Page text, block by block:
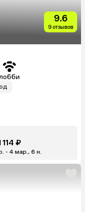
9.6
9 отзывов
лобби
114 ₽
- 4 мар., 6 н.